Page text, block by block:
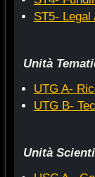
ST5-
Unità
UTG A-
UTG B-
Unità